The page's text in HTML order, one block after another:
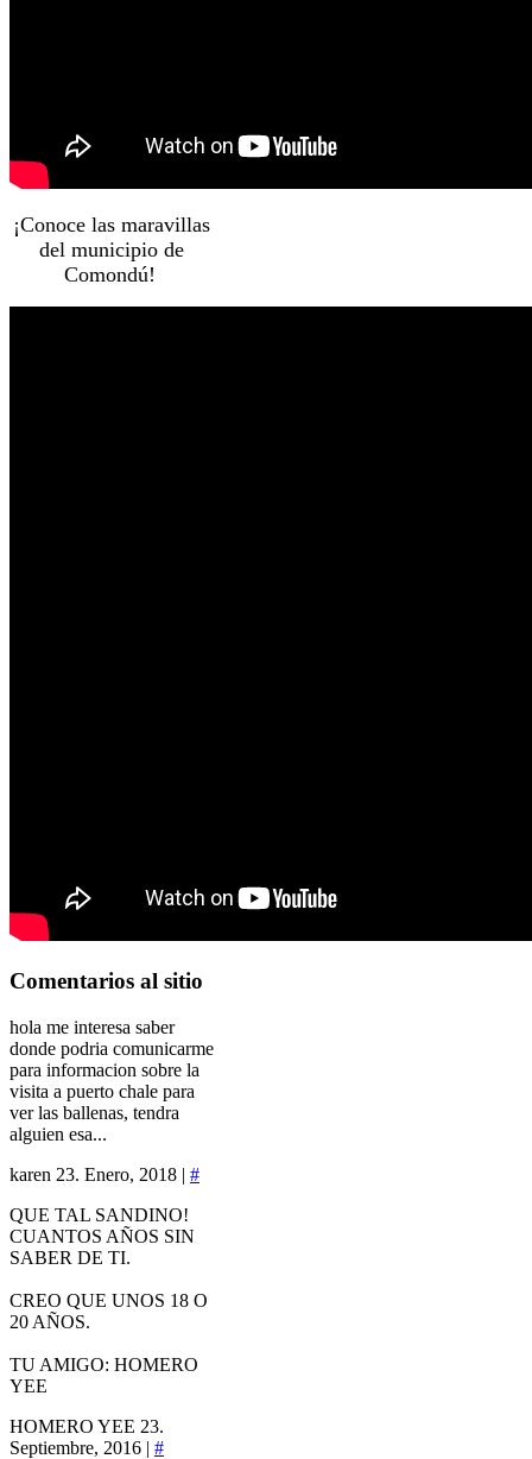
¡Conoce las maravillas
del municipio de
Comondú!
Comentarios al sitio
hola me interesa saber
donde podria comunicarme
para informacion sobre la
visita a puerto chale para
ver las ballenas, tendra
alguien esa...
karen 23. Enero, 2018 | #
QUE TAL SANDINO!
CUANTOS AÑOS SIN
SABER DE TI.
CREO QUE UNOS 18 O
20 AÑOS.
TU AMIGO: HOMERO
YEE
HOMERO YEE 23.
Septiembre, 2016 | #